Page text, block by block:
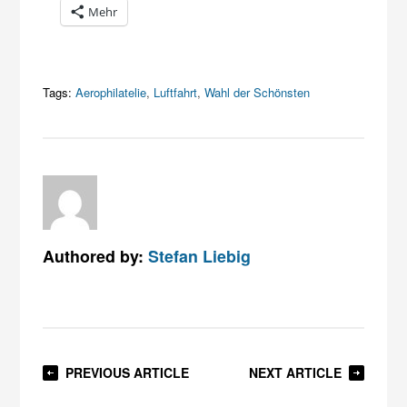
Mehr
Tags: Aerophilatelie, Luftfahrt,Wahl der Schönsten
Authored by:Stefan Liebig
PREVIOUS ARTICLE NEXT ARTICLE